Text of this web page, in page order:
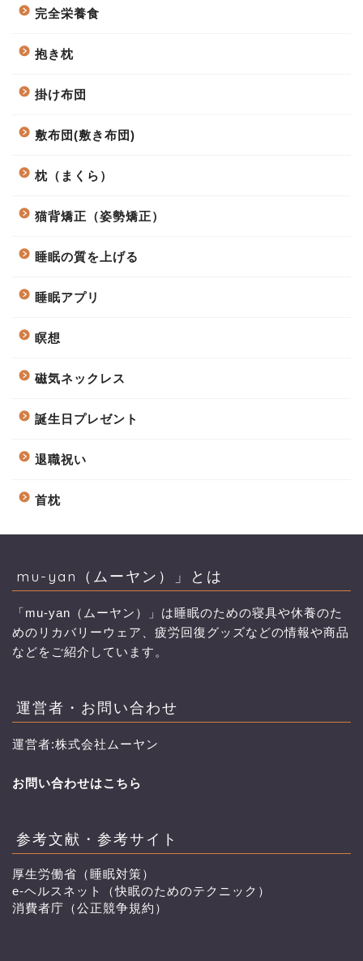
完全栄養食
抱き枕
掛け布団
敷布団(敷き布団)
枕（まくら）
猫背矯正（姿勢矯正）
睡眠の質を上げる
睡眠アプリ
瞑想
磁気ネックレス
誕生日プレゼント
退職祝い
首枕
mu-yan（ムーヤン）」とは
「mu-yan（ムーヤン）」は睡眠のための寝具や休養のた
めのリカバリーウェア、疲労回復グッズなどの情報や商品
などをご紹介しています。
運営者・お問い合わせ
運営者:株式会社ムーヤン
お問い合わせはこちら
参考文献・参考サイト
厚生労働省（睡眠対策）
e-ヘルスネット（快眠のためのテクニック）
消費者庁（公正競争規約）